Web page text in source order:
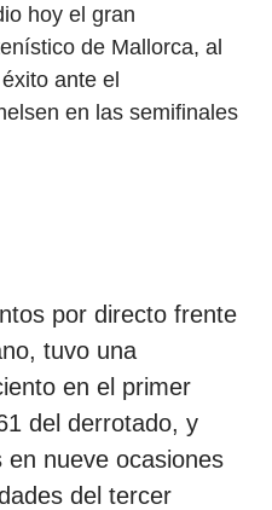
hoy el gran
de Mallorca, al
ante el
en las semifinales
por directo frente
tuvo una
en el primer
del derrotado, y
nueve ocasiones
del tercer